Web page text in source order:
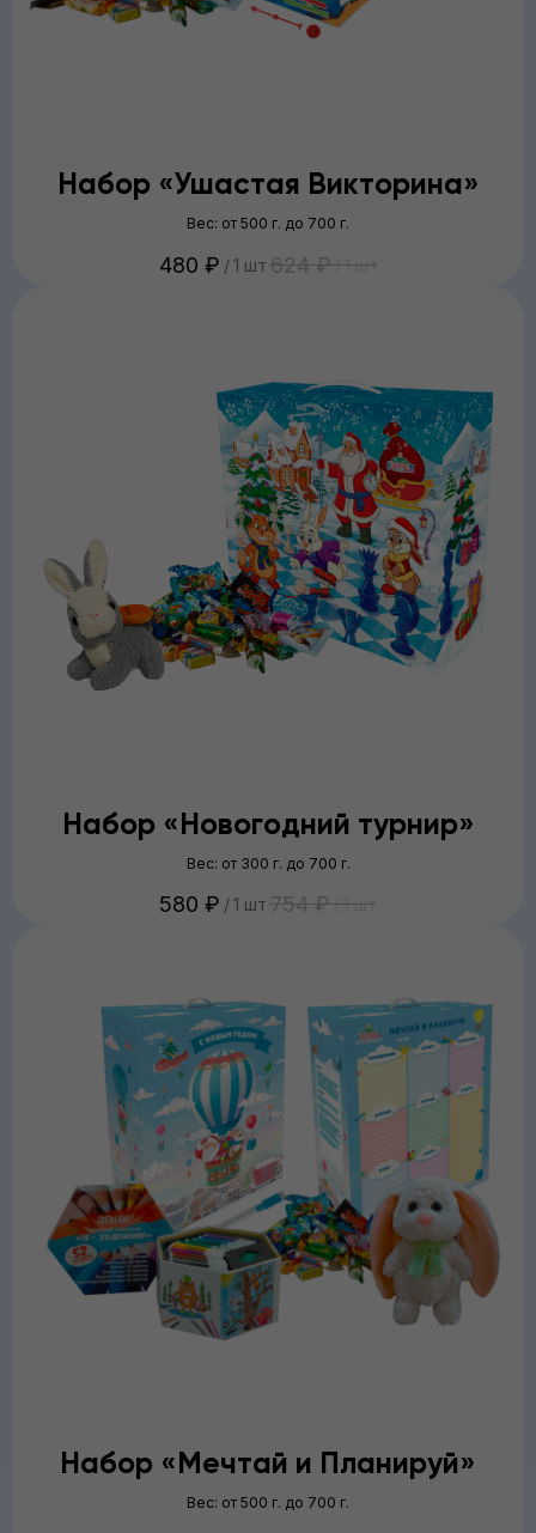
Набор «Ушастая Викторина»
Вес: от 500 г. до 700 г.
480 ₽ / 1 шт 624 ₽/1 шт
Набор «‎Новогодний турнир»
Вес: от 300 г. до 700 г.
580 ₽ /1 шт 754 ₽/1 шт
Набор «‎Мечтай и Планируй»
Вес: от 500 г. до 700 г.